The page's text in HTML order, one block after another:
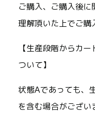
ご購入、ご購入後に
理解頂いた上でご購
【生産段階からカ
ついて】
状態Aであっても、
を含む場合がござい